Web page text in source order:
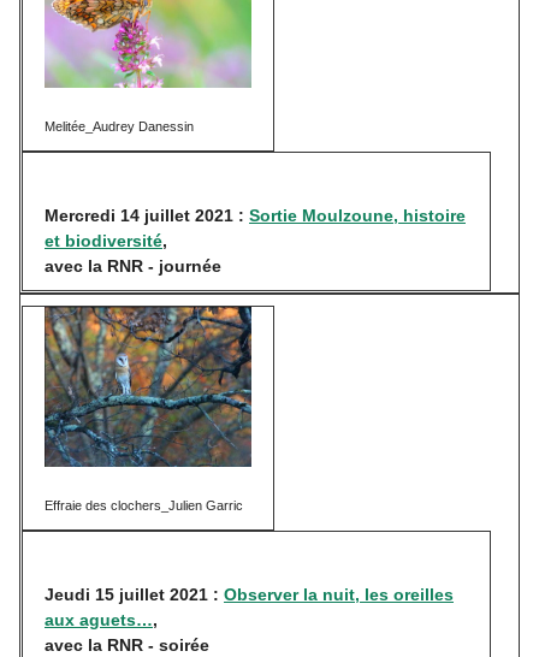
Melitée_Audrey Danessin
Mercredi 14 juillet 2021 : Sortie Moulzoune, histoire
et biodiversité,
avec la RNR - journée
Effraie des clochers_Julien Garric
Jeudi 15 juillet 2021 : Observer la nuit, les oreilles
aux aguets…,
avec la RNR - soirée